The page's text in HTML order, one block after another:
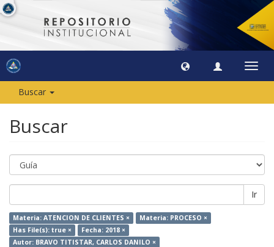
Buscar
Buscar
Ir
Materia: ATENCION DE CLIENTES ×
Materia: PROCESO ×
Has File(s): true ×
Fecha: 2018 ×
Autor: BRAVO TITISTAR, CARLOS DANILO ×